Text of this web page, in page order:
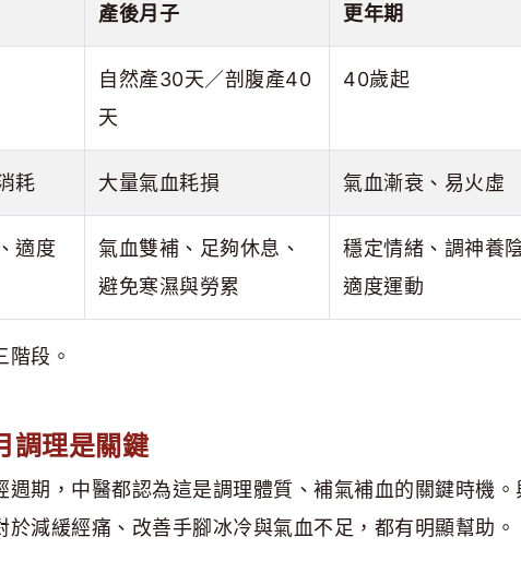
產後月子 更年期
自然產30天／剖腹產40
天
40歲起
耗 大量氣血耗損 氣血漸衰、易火虛
適度
氣血雙補、足夠休息、
避免寒濕與勞累
穩定情緒、調神養
適度運動
段。
調理是關鍵
期，中醫都認為這是調理體質、補氣補血的關鍵時機。
減緩經痛、改善手腳冰冷與氣血不足，都有明顯幫助。